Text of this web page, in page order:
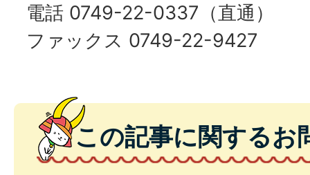
電話 0749-22-0337（直通）
ファックス 0749-22-9427
この記事に関するお